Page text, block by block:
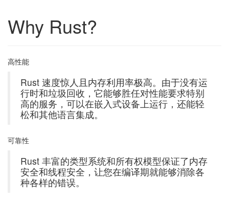
Why Rust?
高性能
Rust 速度惊人且内存利用率极高。由于没有运
行时和垃圾回收，它能够胜任对性能要求特别
高的服务，可以在嵌入式设备上运行，还能轻
松和其他语言集成。
可靠性
Rust 丰富的类型系统和所有权模型保证了内存
安全和线程安全，让您在编译期就能够消除各
种各样的错误。